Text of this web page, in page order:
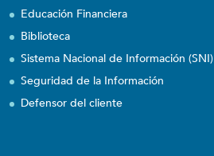
Educación Financiera
Biblioteca
Sistema Nacional de Información (SNI)
Seguridad de la Información
Defensor del cliente